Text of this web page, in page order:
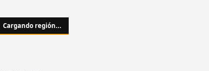
Cargando región...